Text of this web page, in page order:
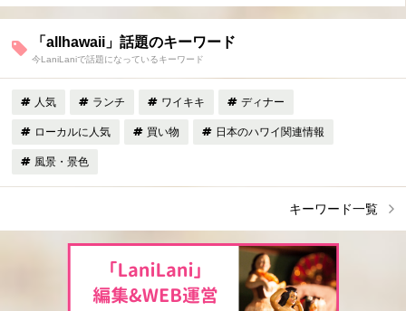
「allhawaii」話題のキーワード
今LaniLaniで話題になっているキーワード
人気 ランチ ワイキキ ディナー
ローカルに人気 買い物 日本のハワイ関連情報
風景・景色
キーワード一覧